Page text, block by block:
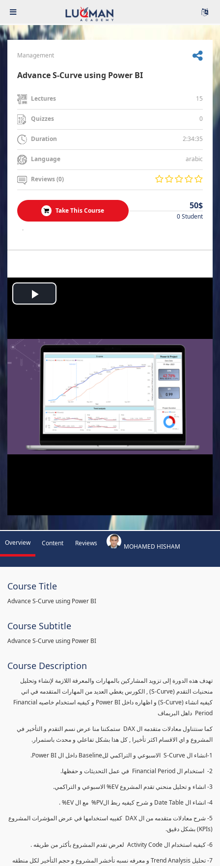
Management
Advance S-Curve using Power BI
Lectures 15
Quizzes 0
Duration 2:34:35
Language arabic
Reviews (0)
Take This Course 50$
0 Student
.
Play
Overview Content Reviews MOHAMED HISHAM
Course Title
Advance S-Curve using Power BI
Course Subtitle
Advance S-Curve using Power BI
Course Description
تهدف هذه الدورة إلى تزويد المشاركين بالمهارات والمعرفة اللازمة لإنشاء وتحليل
منحنيات التقدم (S-Curve) , الكورس يغطي العديد من المهارات المتقدمه في اني
كيفيه انشاء (S-Curve) و اظهاره داخل Power BI و كيفيه استخدام خاصيه Financial
Period داهل البريماف
كما سنتناول معادلات متقدمه ال DAX ستمكننا منا عرض نسم التقدم و التأخير في
المشروع و اي الاقسام اكثر تأخيرا , كل هذا بشكل تفاعلي و محدث باستمرار.
1-انشاء ال S-Curve الاسبوعي و التراكمي للBaseline داخل ال Power BI.
2- استخدام ال Financial Period في عمل التحديثات و حفظها.
3- انشاء و تحليل منحني تقدم المشروع EV% الاسبوعي و التراكمي.
4- انشاء ال Date Table و شرح كيفيه ربط الPV% مع ال EV% .
5- شرح معادلات متقدمه من ال DAX كفييه استخدامها في عرض المؤشرات المشروع
(KPIs) بشكل دقيق.
6- كيفيه استخدام ال Activity Code لعرض تقدم المشروع بأكثر من طريقه .
7- تحليل Trend Analysis و معرفه نسبه تأخشر المشروع و حجم التأخير لكل منطقه